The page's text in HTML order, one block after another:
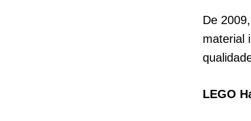
De
material
LEGO